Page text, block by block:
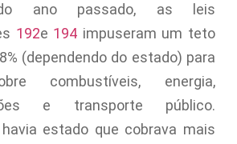
ano passado, as leis
192e 194 impuseram um teto
(dependendo do estado) para
combustíveis, energia,
e transporte público.
estado que cobrava mais